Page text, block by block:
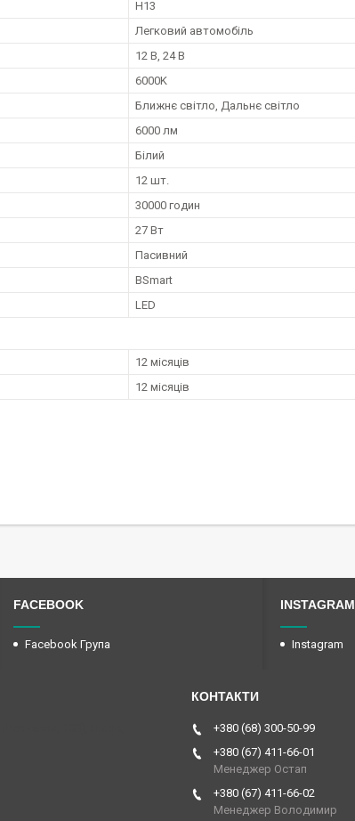
H13
Легковий автомобіль
12 В, 24 В
6000K
Ближнє світло, Дальнє світло
6000 лм
Білий
12 шт.
30000 годин
27 Вт
Пасивний
BSmart
LED
12 місяців
12 місяців
FACEBOOK
Facebook Група
INSTAGRAM
Instagram
+380 (68) 300-50-99
+380 (67) 411-66-01
Менеджер Остап
+380 (67) 411-66-02
Менеджер Володимир